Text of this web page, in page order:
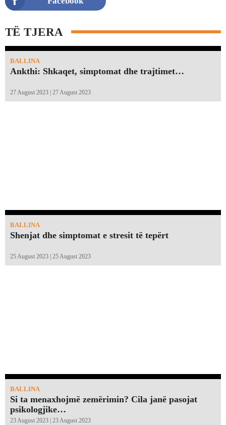
TË TJERA
BALLINA
Ankthi: Shkaqet, simptomat dhe trajtimet…
27 August 2023 | 27 August 2023
BALLINA
Shenjat dhe simptomat e stresit të tepërt
25 August 2023 | 25 August 2023
BALLINA
Si ta menaxhojmë zemërimin? Cila janë pasojat
psikologjike…
23 August 2023 | 23 August 2023